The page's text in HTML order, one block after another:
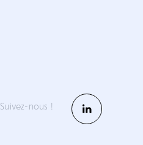
Suivez-nous !